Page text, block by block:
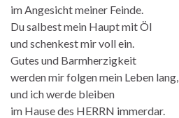
im Angesicht meiner Feinde.
Du salbest mein Haupt mit Öl
und schenkest mir voll ein.
Gutes und Barmherzigkeit
werden mir folgen mein Leben lang,
und ich werde bleiben
im Hause des HERRN immerdar.